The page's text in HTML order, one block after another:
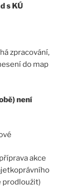
s KÚ
zpracování,
do map
není
akce
prodloužit)